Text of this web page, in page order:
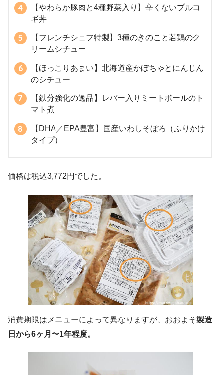
【やわらか豚肉と4種野菜入り】辛くないプルコ
ギ丼
【フレンチシェフ特製】3種のきのこと若鶏のク
リームシチュー
【ほっこりあまい】北海道産かぼちゃとにんじん
のシチュー
【鉄分強化の逸品】レバー入りミートボールのト
マト煮
【DHA／EPA豊富】国産いわしそぼろ（ふりかけ
タイプ）
価格は税込3,772円でした。
消費期限はメニューによって異なりますが、おおよそ製造
日から6ヶ月〜1年程度。